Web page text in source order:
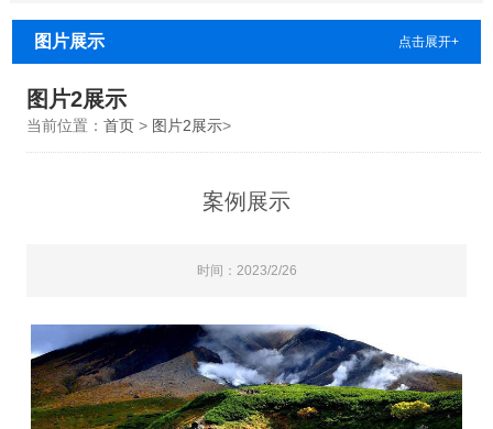
图片展示 点击展开+
图片2展示
当前位置： 首页> 图片2展示>
案例展示
时间：2023/2/26